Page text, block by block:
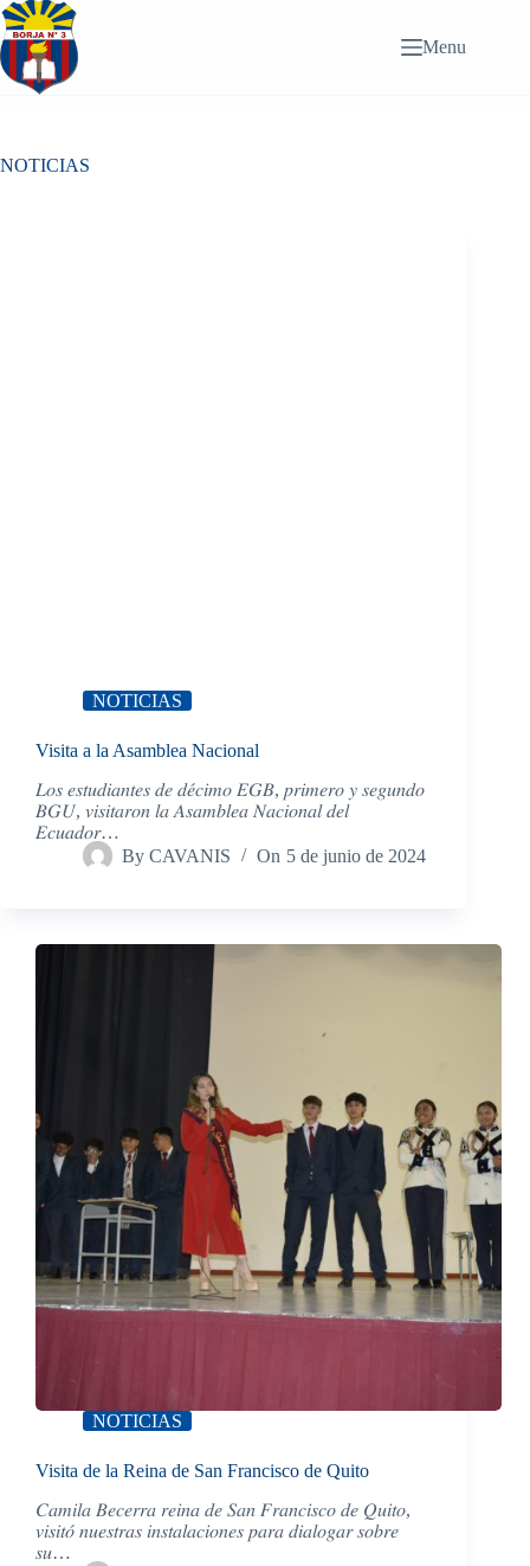
Saltar
al
contenido
Menu
NOTICIAS
NOTICIAS
Visita a la Asamblea Nacional
𝐿𝑜𝑠 𝑒𝑠𝑡𝑢𝑑𝑖𝑎𝑛𝑡𝑒𝑠 𝑑𝑒 𝑑𝑒́𝑐𝑖𝑚𝑜 𝐸𝐺𝐵, 𝑝𝑟𝑖𝑚𝑒𝑟𝑜 𝑦 𝑠𝑒𝑔𝑢𝑛𝑑𝑜
𝐵𝐺𝑈, 𝑣𝑖𝑠𝑖𝑡𝑎𝑟𝑜𝑛 𝑙𝑎 𝐴𝑠𝑎𝑚𝑏𝑙𝑒𝑎 𝑁𝑎𝑐𝑖𝑜𝑛𝑎𝑙 𝑑𝑒𝑙
𝐸𝑐𝑢𝑎𝑑𝑜𝑟…
By CAVANIS On 5 de junio de 2024
NOTICIAS
Visita de la Reina de San Francisco de Quito
𝐶𝑎𝑚𝑖𝑙𝑎 𝐵𝑒𝑐𝑒𝑟𝑟𝑎 𝑟𝑒𝑖𝑛𝑎 𝑑𝑒 𝑆𝑎𝑛 𝐹𝑟𝑎𝑛𝑐𝑖𝑠𝑐𝑜 𝑑𝑒 𝑄𝑢𝑖𝑡𝑜,
𝑣𝑖𝑠𝑖𝑡𝑜́ 𝑛𝑢𝑒𝑠𝑡𝑟𝑎𝑠 𝑖𝑛𝑠𝑡𝑎𝑙𝑎𝑐𝑖𝑜𝑛𝑒𝑠 𝑝𝑎𝑟𝑎 𝑑𝑖𝑎𝑙𝑜𝑔𝑎𝑟 𝑠𝑜𝑏𝑟𝑒
𝑠𝑢…